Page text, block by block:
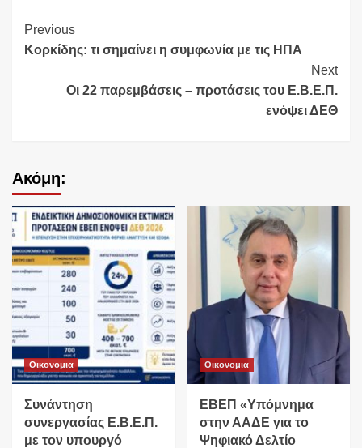
Continue
Reading
Previous
Κορκίδης: τι σημαίνει η συμφωνία με τις ΗΠΑ
Next
Οι 22 παρεμβάσεις – προτάσεις του Ε.Β.Ε.Π.
ενόψει ΔΕΘ
Ακόμη:
Οικονομια
Συνάντηση
συνεργασίας Ε.Β.Ε.Π.
με τον υπουργό
Οικονομια
ΕΒΕΠ «Υπόμνημα
στην ΑΑΔΕ για το
Ψηφιακό Δελτίο